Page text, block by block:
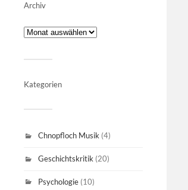
Archiv
Kategorien
Chnopfloch Musik (4)
Geschichtskritik (20)
Psychologie (10)